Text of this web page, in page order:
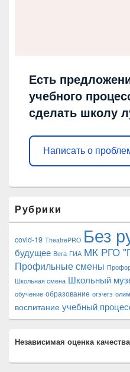
Есть
учебного
сделать школу
Написать о
Рубрики
covid-19 TheatrePRO Без
будущее Вега ГИА МК РГО
Профильные смены
Школьная смена Школьный
обучение образование огэ\егэ
воспитание учебный
Независимая оценка